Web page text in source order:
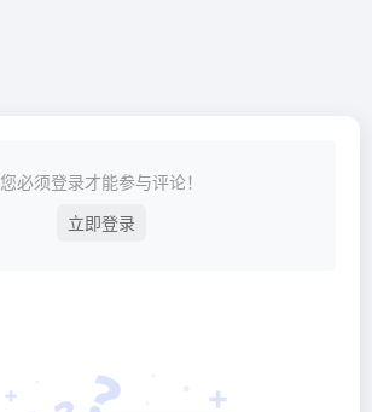
您必须登录才能参与评论！
立即登录